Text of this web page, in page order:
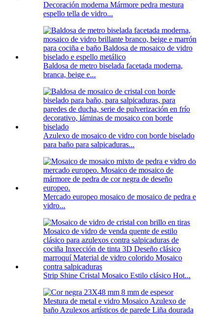
Decoración moderna Mármore pedra mestura
espello tella de vidro...
Baldosa de metro biselada facetada moderna,
branca, beige e...
Azulexo de mosaico de vidro con borde biselado
para baño para salpicaduras...
Mercado europeo mosaico de mosaico de pedra e
vidro...
Strip Shine Cristal Mosaico Estilo clásico Hot...